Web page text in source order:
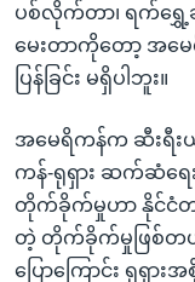
ပစ်လိုက်တာ၊ ရက်ရွှေ့
မေးတာကိုတော့ အမေ
ပြန်ခြင်း မရှိပါဘူး။
အမေရိကန်က ဆီး
ကန်-ရုရှား ဆက်ဆံရေ
တိုက်ခိုက်မှုဟာ နိုင်ငံတ
တဲ့ တိုက်ခိုက်မှုဖြစ်တယ်
ပြောကြောင်း ရုရှာ